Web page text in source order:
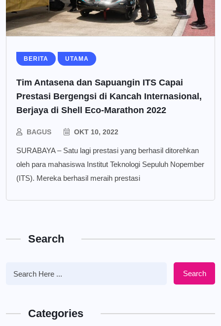
BERITA UTAMA
Tim Antasena dan Sapuangin ITS Capai
Prestasi Bergengsi di Kancah Internasional,
Berjaya di Shell Eco-Marathon 2022
BAGUS OKT 10, 2022
SURABAYA – Satu lagi prestasi yang berhasil ditorehkan
oleh para mahasiswa Institut Teknologi Sepuluh Nopember
(ITS). Mereka berhasil meraih prestasi
Search
Search
Categories